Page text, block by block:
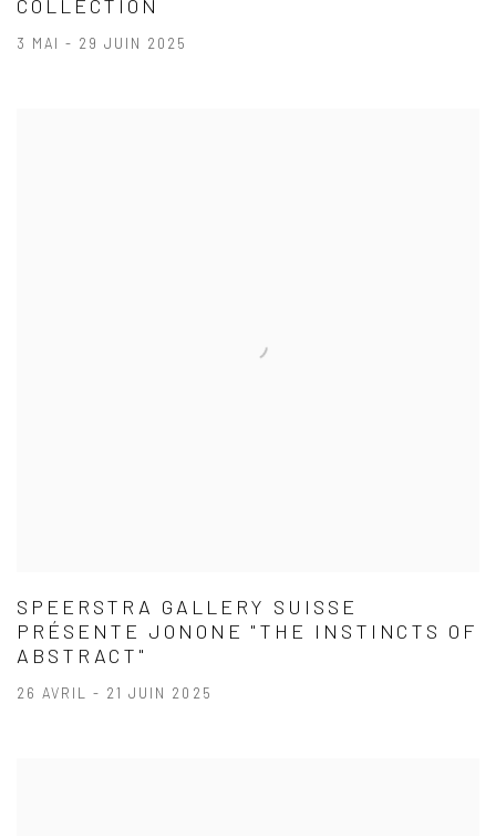
COLLECTION
3 MAI - 29 JUIN 2025
SPEERSTRA GALLERY SUISSE
PRÉSENTE JONONE "THE INSTINCTS OF
ABSTRACT"
26 AVRIL - 21 JUIN 2025